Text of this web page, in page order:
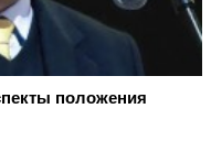
положения